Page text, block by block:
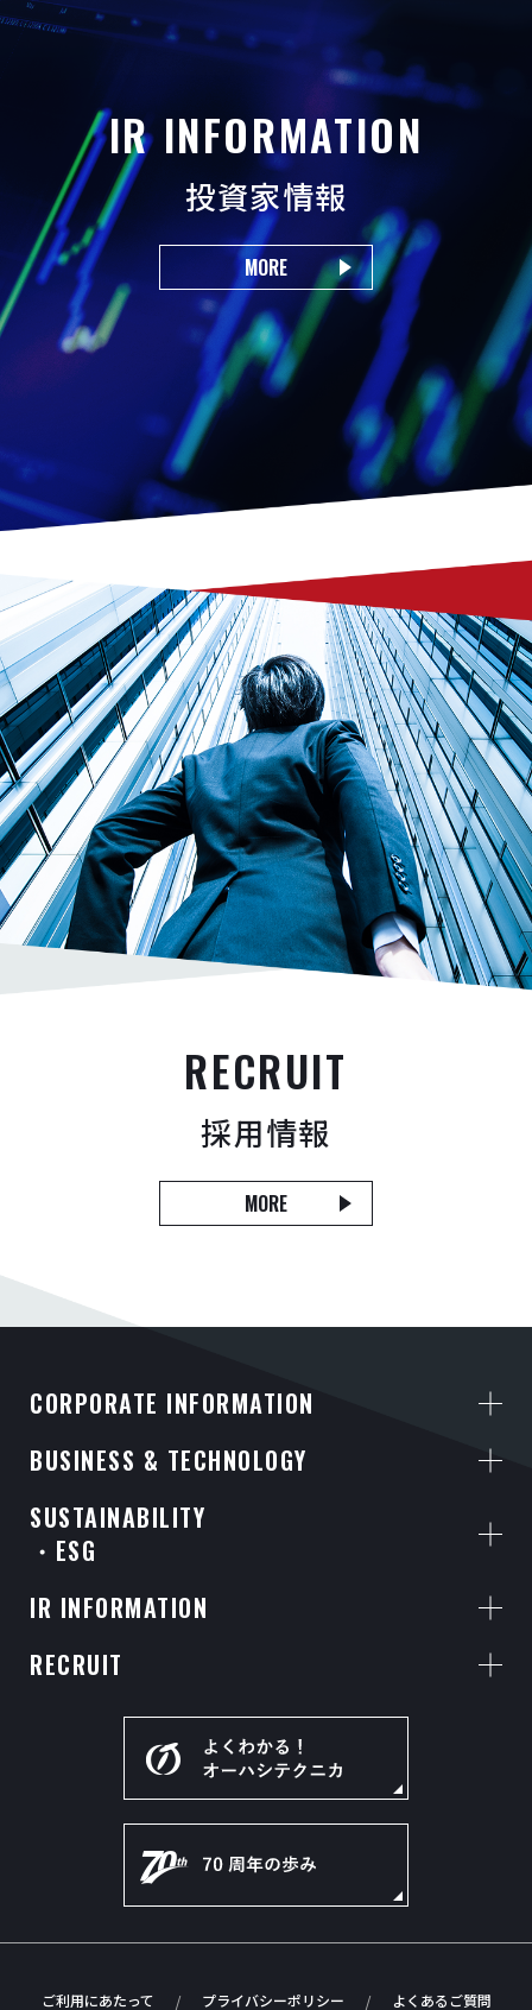
IR INFORMATION
投資家情報
MORE
RECRUIT
採用情報
MORE
CORPORATE INFORMATION
BUSINESS & TECHNOLOGY
SUSTAINABILITY
・ESG
IR INFORMATION
RECRUIT
ご利用にあたって プライバシーポリシー よくあるご質問